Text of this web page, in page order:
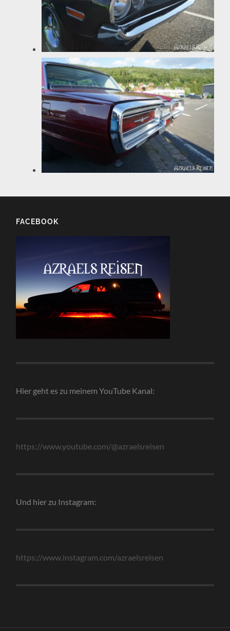
FACEBOOK
Hier geht es zu meinem YouTube Kanal:
https://www.youtube.com/@azraelsreisen
Und hier zu Instagram:
https://www.instagram.com/azraelsreisen